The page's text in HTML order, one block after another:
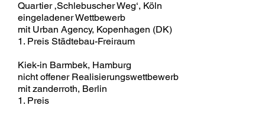
Quartier ‚Schlebuscher Weg‘, Köln
eingeladener Wettbewerb
mit Urban Agency, Kopenhagen (DK)
1. Preis Städtebau-Freiraum
Kiek-in Barmbek, Hamburg
nicht offener Realisierungswettbewerb
mit zanderroth, Berlin
1. Preis